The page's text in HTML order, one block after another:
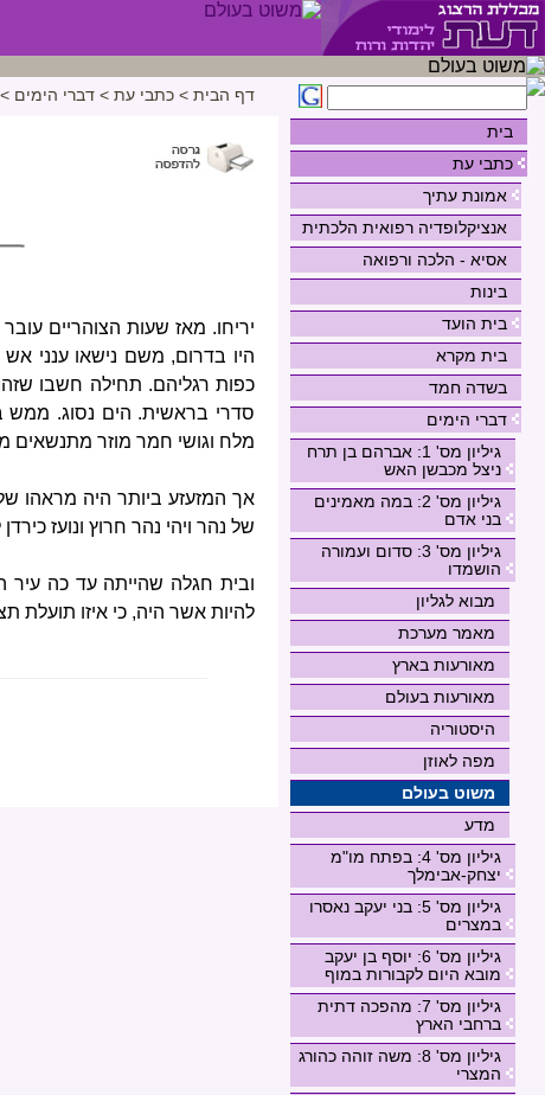
בית
כתבי עת
אמונת עתיך
אנציקלופדיה רפואית הלכתית
אסיא - הלכה ורפואה
בינות
בית הועד
בית מקרא
בשדה חמד
דברי הימים
גיליון מס' 1: אברהם בן תרח
ניצל מכבשן האש
גיליון מס' 2: במה מאמינים
בני אדם
גיליון מס' 3: סדום ועמורה
הושמדו
מבוא לגליון
מאמר מערכת
מאורעות בארץ
מאורעות בעולם
היסטוריה
מפה לאוזן
משוט בעולם
מדע
גיליון מס' 4: בפתח מו"מ
יצחק-אבימלך
גיליון מס' 5: בני יעקב נאסרו
במצרים
גיליון מס' 6: יוסף בן יעקב
מובא היום לקבורות במוף
גיליון מס' 7: מהפכה דתית
ברחבי הארץ
גיליון מס' 8: משה זוהה כהורג
המצרי
דף הבית > כתבי עת > דברי הימים >
יריחו. מאז שעות הצוהריים
היו בדרום, משם נישאו ענני
כפות רגליהם. תחילה חשבו
סדרי בראשית. הים נסוג. ממש
מלח וגושי חמר מוזר מתנשאים
אך המזעזע ביותר היה מראהו
של נהר ויהי נהר חרוץ ונועז
ובית חגלה שהייתה עד כה
להיות אשר היה, כי איזו